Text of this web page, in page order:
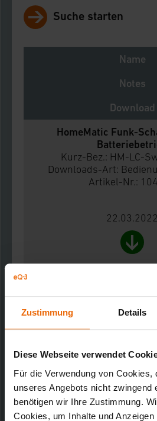
Zustimmung Details
Diese Webseite verwendet
Für die Verwendung von Cookies,
unseres Angebots nicht zwingend
benötigen wir Ihre Zustimmung.
Cookies, um Inhalte und
Suche starten
Name
Notes
Download
HomeMatic Funk-
Kurz-Bez.: HM-LC-
Downloads-Art:
Artikel-Nr.:
22.03.2022
HomeMatic Funk-
Kurz-Bez.: HM-LC-
Downloads-Art: